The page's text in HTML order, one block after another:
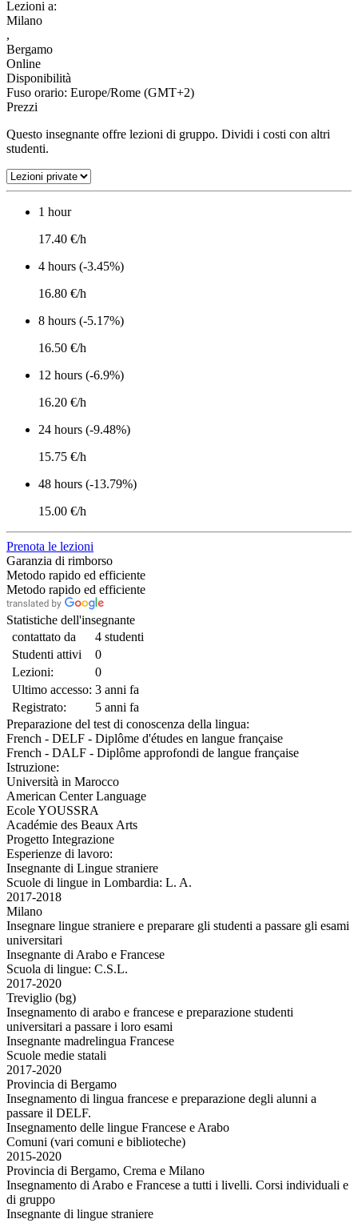
Lezioni a:
Milano
,
Bergamo
Online
Disponibilità
Fuso orario: Europe/Rome (GMT+2)
Prezzi
Questo insegnante offre lezioni di gruppo. Dividi i costi con altri
studenti.
1 hour
17.40 €/h
4 hours (-3.45%)
16.80 €/h
8 hours (-5.17%)
16.50 €/h
12 hours (-6.9%)
16.20 €/h
24 hours (-9.48%)
15.75 €/h
48 hours (-13.79%)
15.00 €/h
Prenota le lezioni
Garanzia di rimborso
Metodo rapido ed efficiente
Metodo rapido ed efficiente
Statistiche dell'insegnante
contattato da
4 studenti
Studenti attivi
0
Lezioni:
0
Ultimo accesso: 3 anni fa
Registrato:
5 anni fa
Preparazione del test di conoscenza della lingua:
French - DELF - Diplôme d'études en langue française
French - DALF - Diplôme approfondi de langue française
Istruzione:
Università in Marocco
American Center Language
Ecole YOUSSRA
Académie des Beaux Arts
Progetto Integrazione
Esperienze di lavoro:
Insegnante di Lingue straniere
Scuole di lingue in Lombardia: L. A.
2017-2018
Milano
Insegnare lingue straniere e preparare gli studenti a passare gli esami
universitari
Insegnante di Arabo e Francese
Scuola di lingue: C.S.L.
2017-2020
Treviglio (bg)
Insegnamento di arabo e francese e preparazione studenti
universitari a passare i loro esami
Insegnante madrelingua Francese
Scuole medie statali
2017-2020
Provincia di Bergamo
Insegnamento di lingua francese e preparazione degli alunni a
passare il DELF.
Insegnamento delle lingue Francese e Arabo
Comuni (vari comuni e biblioteche)
2015-2020
Provincia di Bergamo, Crema e Milano
Insegnamento di Arabo e Francese a tutti i livelli. Corsi individuali e
di gruppo
Insegnante di lingue straniere